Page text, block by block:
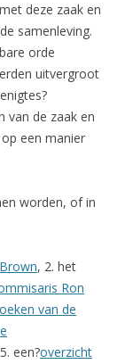
deze zaak en
samenleving.
orde
uitvergroot
van de zaak en
een manier
worden, of in
, 2. het
Ron
van de
een?overzicht